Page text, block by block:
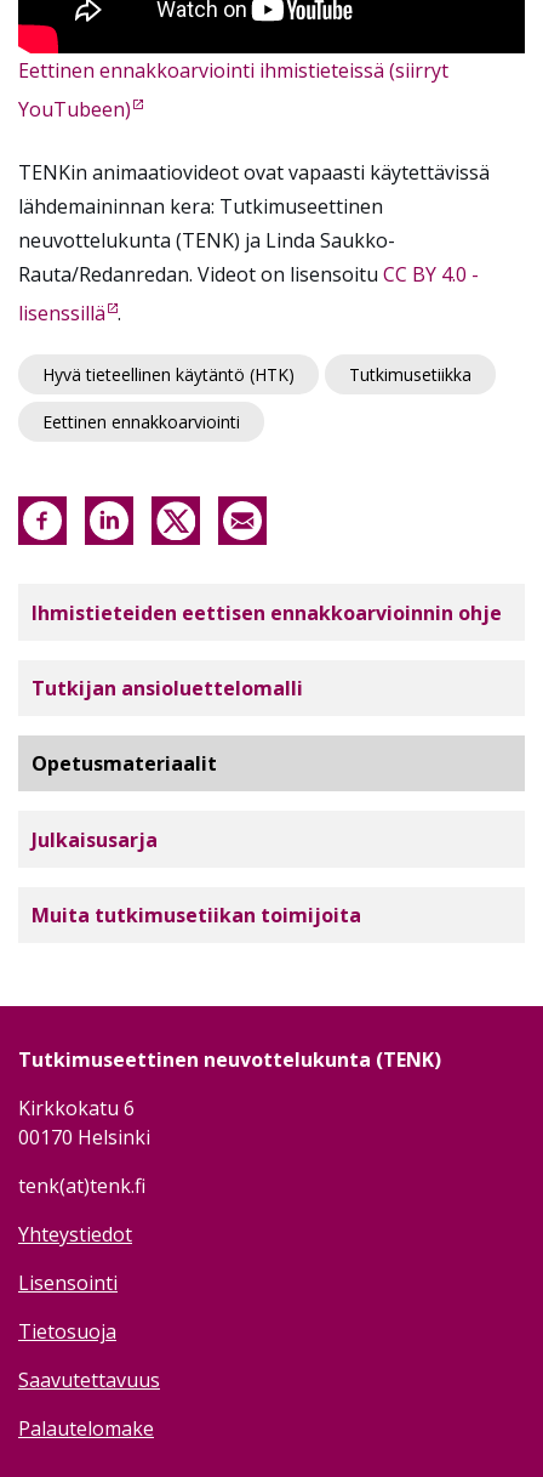
Eettinen ennakkoarviointi ihmistieteissä (siirryt
YouTubeen)
TENKin animaatiovideot ovat vapaasti käytettävissä
lähdemaininnan kera: Tutkimuseettinen
neuvottelukunta (TENK) ja Linda Saukko-
Rauta/Redanredan. Videot on lisensoitu CC BY 4.0 -
lisenssillä .
Hyvä tieteellinen käytäntö (HTK) Tutkimusetiikka
Eettinen ennakkoarviointi
Ihmistieteiden eettisen ennakkoarvioinnin ohje
Tutkijan ansioluettelomalli
Opetusmateriaalit
Julkaisusarja
Muita tutkimusetiikan toimijoita
Tutkimuseettinen neuvottelukunta (TENK)
Kirkkokatu 6
00170 Helsinki
tenk(at)tenk.fi
Yhteystiedot
Lisensointi
Tietosuoja
Saavutettavuus
Palautelomake